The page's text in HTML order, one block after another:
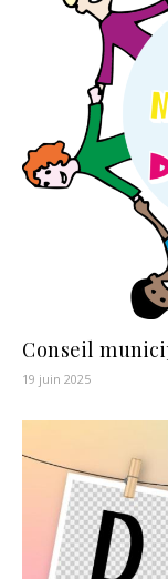
Conseil
19 juin 2025